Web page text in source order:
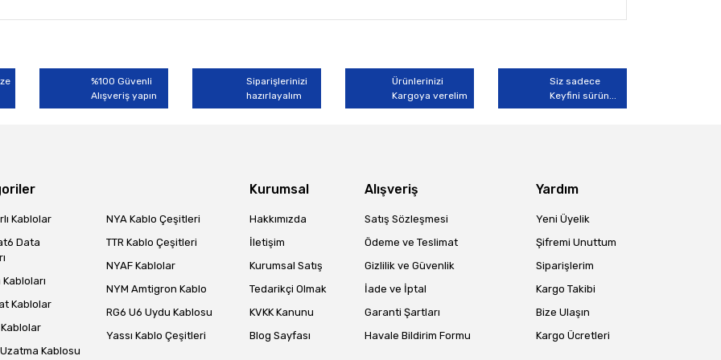
ve diğer konularda yetersiz gördüğünüz noktaları öneri formunu kullanarak tarafımıza iletebilirsiniz.
%100 Güvenli
Alışveriş yapın
Siparişlerinizi
hazırlayalım
Ürünlerinizi
Kargoya verelim
Siz sadece
Keyfini sürün...
Kablolar
Data
Kablolar
Kablosu
NYA Kablo Çeşitleri
TTR Kablo Çeşitleri
NYAF Kablolar
NYM Amtigron Kablo
RG6 U6 Uydu Kablosu
Yassı Kablo Çeşitleri
Kurumsal
Hakkımızda
İletişim
Kurumsal Satış
Tedarikçi Olmak
KVKK Kanunu
Blog Sayfası
Alışveriş
Satış Sözleşmesi
Ödeme ve Teslimat
Gizlilik ve Güvenlik
İade ve İptal
Garanti Şartları
Havale Bildirim Formu
Yardım
Yeni Üyelik
Şifremi Unuttum
Siparişlerim
Kargo Takibi
Bize Ulaşın
Kargo Ücretleri